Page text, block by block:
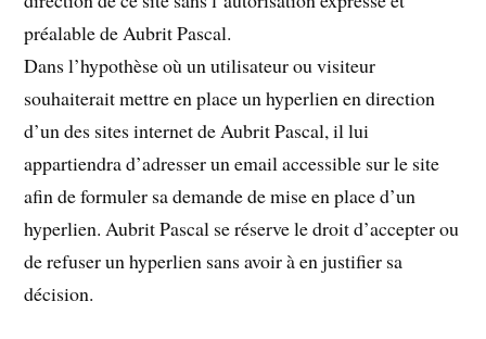
préalable de Aubrit Pascal.
Dans l’hypothèse où un utilisateur ou visiteur
souhaiterait mettre en place un hyperlien en direction
d’un des sites internet de Aubrit Pascal, il lui
appartiendra d’adresser un email accessible sur le site
afin de formuler sa demande de mise en place d’un
hyperlien. Aubrit Pascal se réserve le droit d’accepter ou
de refuser un hyperlien sans avoir à en justifier sa
décision.